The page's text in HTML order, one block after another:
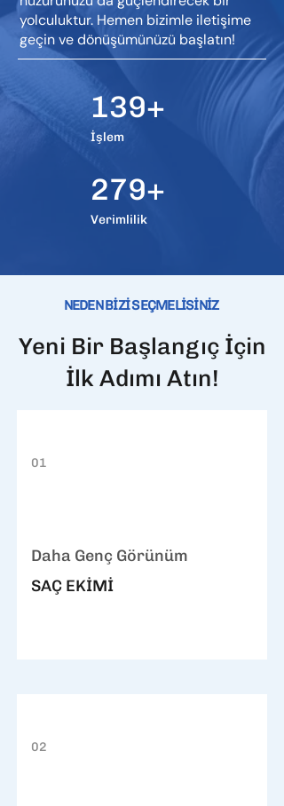
yolculuktur. Hemen bizimle iletişime
geçin ve dönüşümünüzü başlatın!
139+
İşlem
279+
Verimlilik
NEDEN BİZİ SEÇMELİSİNİZ
Yeni Bir Başlangıç İçin
İlk Adımı Atın!
01
Daha Genç Görünüm
SAÇ EKİMİ
02